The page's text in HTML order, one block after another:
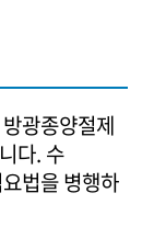
광종양절제
다. 수
법을 병행하